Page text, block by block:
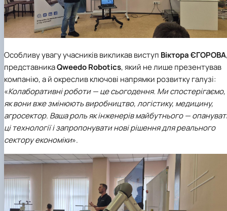
Особливу увагу учасників викликав виступ Віктора ЄГОРОВА
представникаQweedo Robotics, який не лише презентував
компанію, а й окреслив ключові напрямки розвитку галузі:
«Колаборативні роботи — це сьогодення. Ми спостерігаємо,
як вони вже змінюють виробництво, логістику, медицину,
агросектор. Ваша роль як інженерів майбутнього —
ці технології і запропонувати нові рішення для реального
сектору економіки».